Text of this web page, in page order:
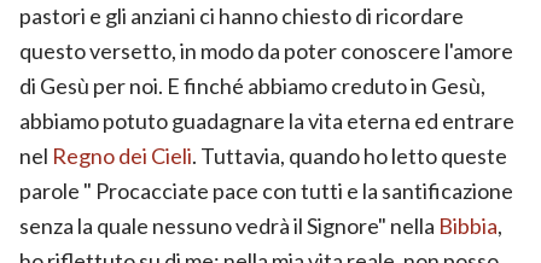
pastori e gli anziani ci hanno chiesto di ricordare
questo versetto, in modo da poter conoscere l'amore
di Gesù per noi. E finché abbiamo creduto in Gesù,
abbiamo potuto guadagnare la vita eterna ed entrare
nel Regno dei Cieli. Tuttavia, quando ho letto queste
parole " Procacciate pace con tutti e la santificazione
senza la quale nessuno vedrà il Signore" nella Bibbia,